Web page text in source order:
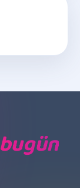
bugün